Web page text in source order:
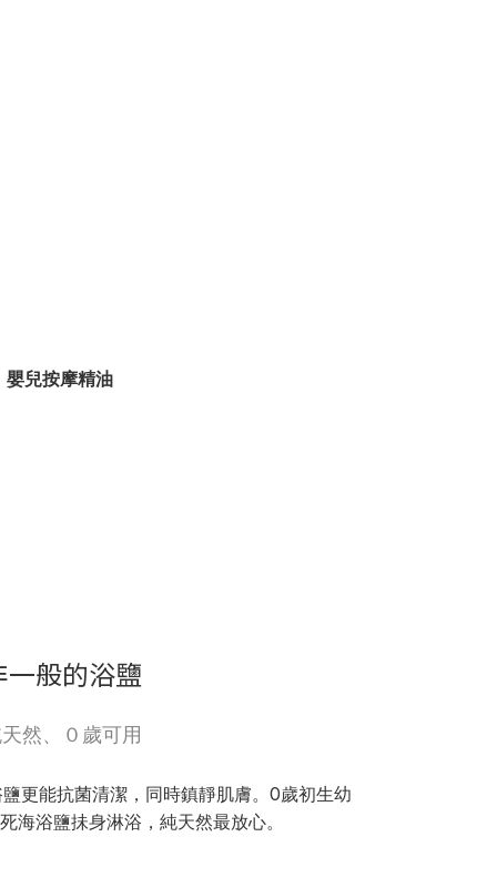
嬰兒按摩精油
一般的浴鹽
然、０歲可用
更能抗菌清潔，同時鎮靜肌膚。0歲初生幼
海浴鹽抺身淋浴，純天然最放心。